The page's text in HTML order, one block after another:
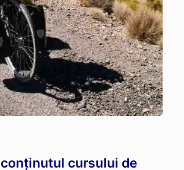
cursului de